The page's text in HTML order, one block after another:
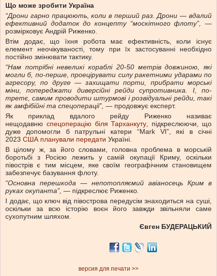
Що може зробити Україна
“Дрони гарно працюють, коли в перший раз. Дрони — вдалий
ефективний додаток до концепту “москітного флоту”, —
розмірковує Андрій Риженко.
Втім додає, що їхня робота має ефективність, коли існує
елемент неочікуваності, тому при їх застосуванні необхідно
постійно змінювати тактику.
“Нам потрібні невеликі кораблі 20-50 метрів довжиною, які
могли б, по-перше, проецірувати силу ракетними ударами по
агресору, по друге — захищати порти, прибрати морські
міни, попереджати диверсійні рейди супротивника. І, по-
третє, самим проводити штурмові і розвідуальні рейди, такі
як амфібійні та спецоперації”, — продовжує експерт.
Як приклад вдалого рейду Риженко називає
нещодавню спецоперацію біля Тарханкуту, підкреслюючи, що
дуже допомогли б патрульні катери “Mark VI”, які в січні
2023 США планували передати Україні.
В цілому ж, за його словами, головна проблема в морській
боротьбі з Росією лежить у самій окупації Криму, оскільки
півострів є тим місцем, яке своїм географічним становищем
забезпечує базування флоту.
“Основна перешкода — непотопляємий авіаносець Крим в
руках окупанта”, — підкреслює Риженко.
І додає, що ключ від півострова передусім знаходиться на суші,
оскільки за всю історію воєн його завжди звільняли саме
сухопутним шляхом.
Євген БУДЕРАЦЬКИЙ
версия для печати >>